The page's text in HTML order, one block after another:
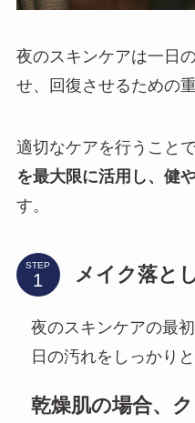
夜のスキンケアは一日
せ、回復させるための
適切なケアを行うこと
を最大限に活用し、健
す。
STEP メイク落と
夜のスキンケアの最
日の汚れをしっかり
乾燥肌の場合、